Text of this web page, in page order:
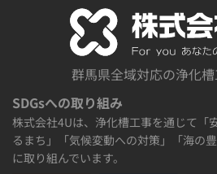
群馬県全域対応の浄化
SDGsへの取り組み
株式会社4Uは、浄化槽工事を通じて「
るまち」「気候変動への対策」「海の
に取り組んでいます。